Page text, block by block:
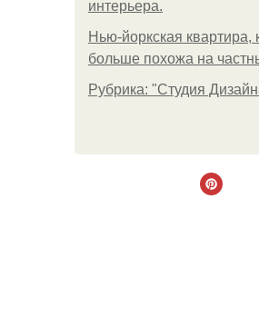
интерьера.
Нью-йоркская квартира,
больше похожа на
Рубрика: "Студия